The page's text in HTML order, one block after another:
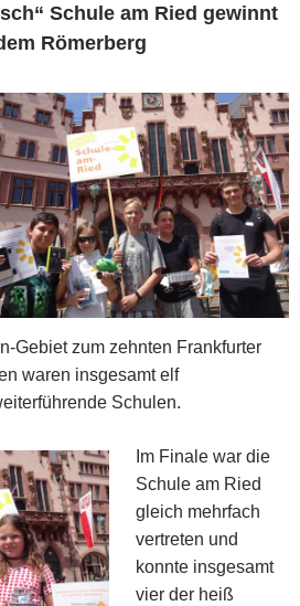
Schule am Ried gewinnt
Römerberg
Gebiet zum zehnten Frankfurter
waren insgesamt elf
Schulen.
Im Finale war die
Schule am Ried
gleich mehrfach
vertreten und
konnte insgesamt
vier der heiß